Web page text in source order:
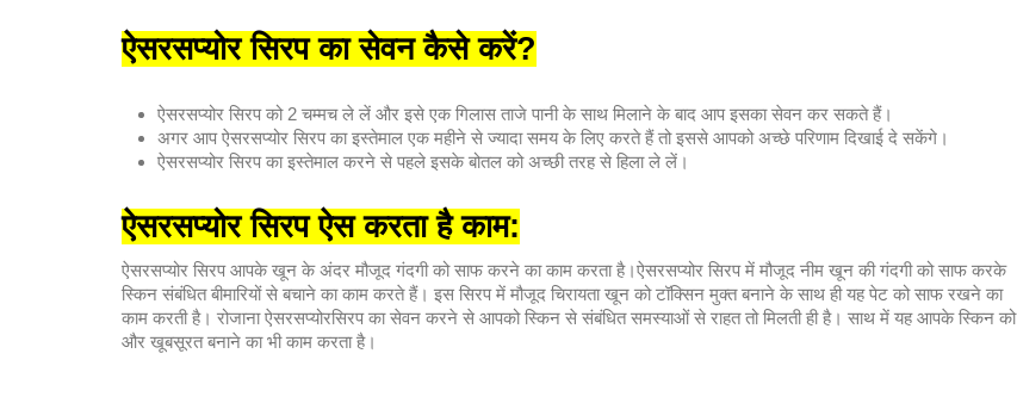
ऐसरसप्योर सिरप का सेवन कैसे करें?
ऐसरसप्योर सिरप को 2 चम्मच ले लें और इसे एक गिलास ताजे पानी के साथ मिलाने के बाद आप इसका सेवन कर सकते हैं।
अगर आप ऐसरसप्योर सिरप का इस्तेमाल एक महीने से ज्यादा समय के लिए करते हैं तो इससे आपको अच्छे परिणाम दिखाई दे सकेंगे।
ऐसरसप्योर सिरप का इस्तेमाल करने से पहले इसके बोतल को अच्छी तरह से हिला ले लें।
ऐसरसप्योरसिरप ऐस करता है काम:
ऐसरसप्योर सिरप आपके खून के अंदर मौजूद गंदगी को साफ करने का काम करता है।ऐसरसप्योर सिरप में मौजूद नीम खून की गंदगी को साफ करके
स्किन संबंधित बीमारियों से बचाने का काम करते हैं। इस सिरप में मौजूद चिरायता खून को टॉक्सिन मुक्त बनाने के साथ ही यह पेट को साफ रखने का
काम करती है। रोजाना ऐसरसप्योरसिरप का सेवन करने से आपको स्किन से संबंधित समस्याओं से राहत तो मिलती ही है। साथ में यह आपके स्किन को
और खूबसूरत बनाने का भी काम करता है।